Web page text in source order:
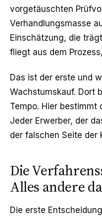
vorgetäuschten
Verhandlungsmasse
Einschätzung, die
fliegt aus dem
Das ist der erste und
Wachstumskauf. Dort
Tempo. Hier bestimmt
Jeder Erwerber, der
der falschen Seite der
Die
Alles andere
Die erste